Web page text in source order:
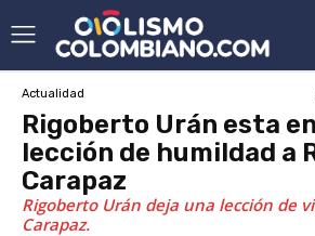
Actualidad
Rigoberto Urán esta
lección de humildad a
Carapaz
Rigoberto Urán deja una lección de
Carapaz.